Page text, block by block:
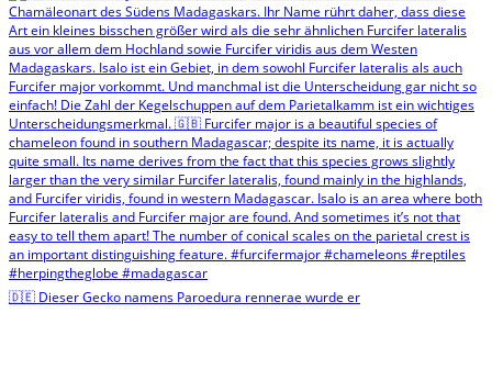
🇩🇪 Dieser Gecko namens Paroedura rennerae wurde er